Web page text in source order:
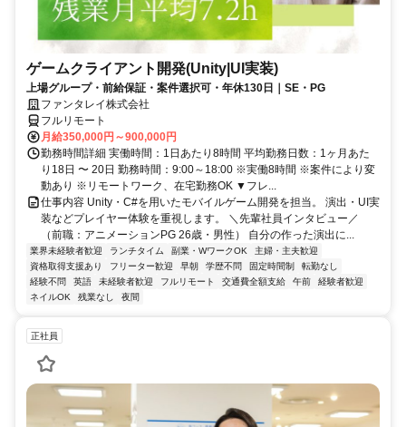
ゲームクライアント開発(Unity|UI実装)
上場グループ・前給保証・案件選択可・年休130日｜SE・PG
ファンタレイ株式会社
フルリモート
月給350,000円～900,000円
勤務時間詳細 実働時間：1日あたり8時間 平均勤務日数：1ヶ月あた
り18日 〜 20日 勤務時間：9:00～18:00 ※実働8時間 ※案件により変
動あり ※リモートワーク、在宅勤務OK ▼フレ...
仕事内容 Unity・C#を用いたモバイルゲーム開発を担当。 演出・UI実
装などプレイヤー体験を重視します。 ＼先輩社員インタビュー／
（前職：アニメーションPG 26歳・男性） 自分の作った演出に...
業界未経験者歓迎 ランチタイム 副業・WワークOK
主婦・主夫歓迎
資格取得支援あり
フリーター歓迎 早朝 学歴不問 固定時間制
転勤なし
経験不問
英語 未経験者歓迎 フルリモート 交通費全額支給 午前
経験者歓迎
ネイルOK
残業なし 夜間
正社員